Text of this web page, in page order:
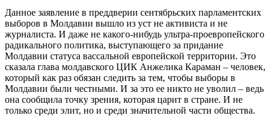
Данное заявление в преддверии сентябрьских парламентских
выборов в Молдавии вышло из уст не активиста и не
журналиста. И даже не какого-нибудь ультра-проевропейского
радикального политика, выступающего за придание
Молдавии статуса вассальной европейской территории. Это
сказала глава молдавского ЦИК Анжелика Караман – человек,
который как раз обязан следить за тем, чтобы выборы в
Молдавии были честными. И за это ее никто не уволил – ведь
она сообщила точку зрения, которая царит в стране. И не
только среди элит, но и среди значительной части общества.